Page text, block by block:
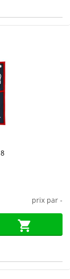
prix par -